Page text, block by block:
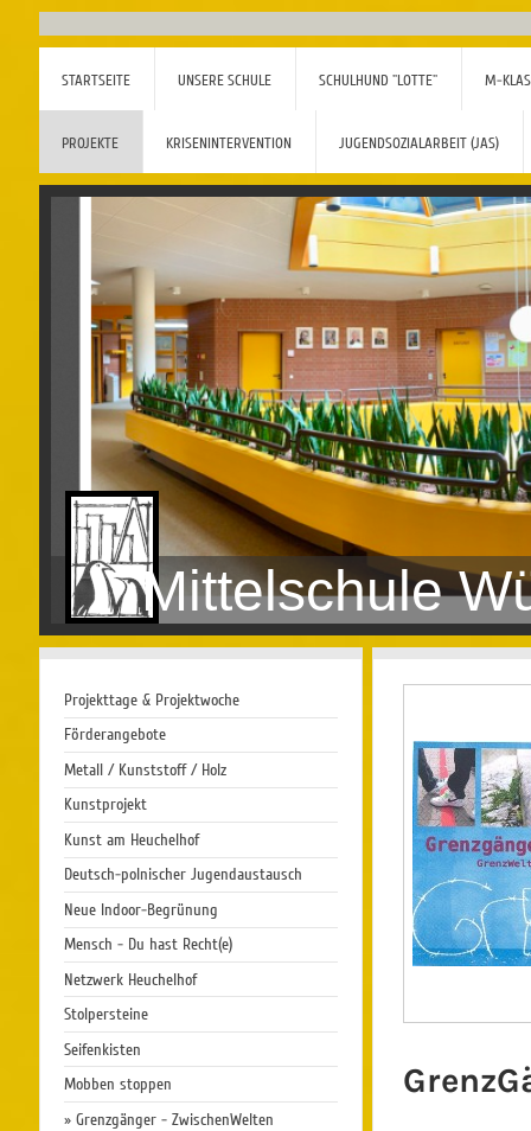
STARTSEITE UNSERE SCHULE SCHULHUND "LOTTE" M-
PROJEKTE KRISENINTERVENTION JUGENDSOZIALARBEIT (JAS)
Mittelschule
Projekttage & Projektwoche
Förderangebote
Metall / Kunststoff / Holz
Kunstprojekt
Kunst am Heuchelhof
Deutsch-polnischer Jugendaustausch
Neue Indoor-Begrünung
Mensch - Du hast Recht(e)
Netzwerk Heuchelhof
Stolpersteine
Seifenkisten
Mobben stoppen
Grenzgänger - ZwischenWelten